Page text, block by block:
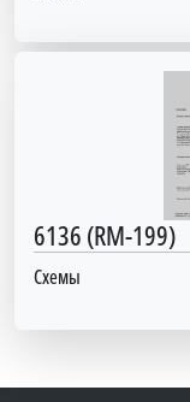
6136 (RM-199)
Схемы